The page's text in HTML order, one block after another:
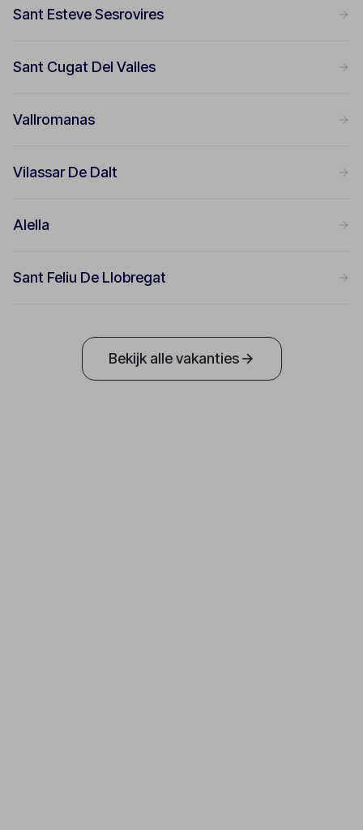
Sant Esteve Sesrovires
Sant Cugat Del Valles
Vallromanas
Vilassar De Dalt
Alella
Sant Feliu De Llobregat
Bekijk alle vakanties